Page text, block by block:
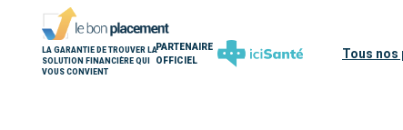
LA GARANTIE DE TROUVER LA
SOLUTION FINANCIÈRE QUI
VOUS CONVIENT
PARTENAIRE
OFFICIEL
Tous nos